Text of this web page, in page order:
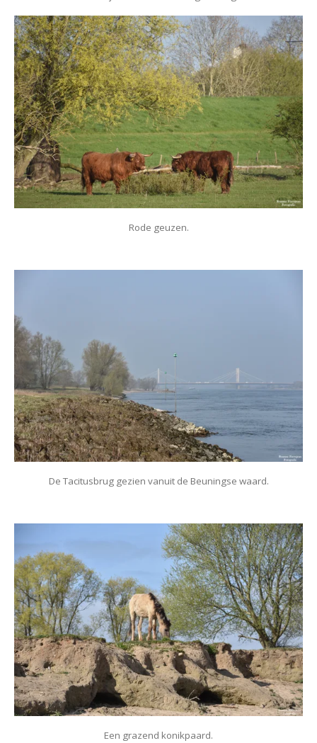
Rode geuzen.
De Tacitusbrug gezien vanuit de Beuningse waard.
Een grazend konikpaard.